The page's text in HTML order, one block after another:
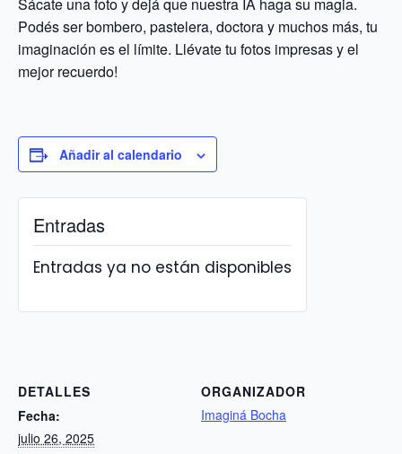
Sácate una foto y dejá que nuestra IA haga su magia.
Podés ser bombero, pastelera, doctora y muchos más, tu
imaginación es el límite. Llévate tu fotos impresas y el
mejor recuerdo!
Añadir al calendario
DETALLES
Fecha:
julio 26, 2025
ORGANIZADOR
Imaginá Bocha
Entradas
Entradas ya no están disponibles